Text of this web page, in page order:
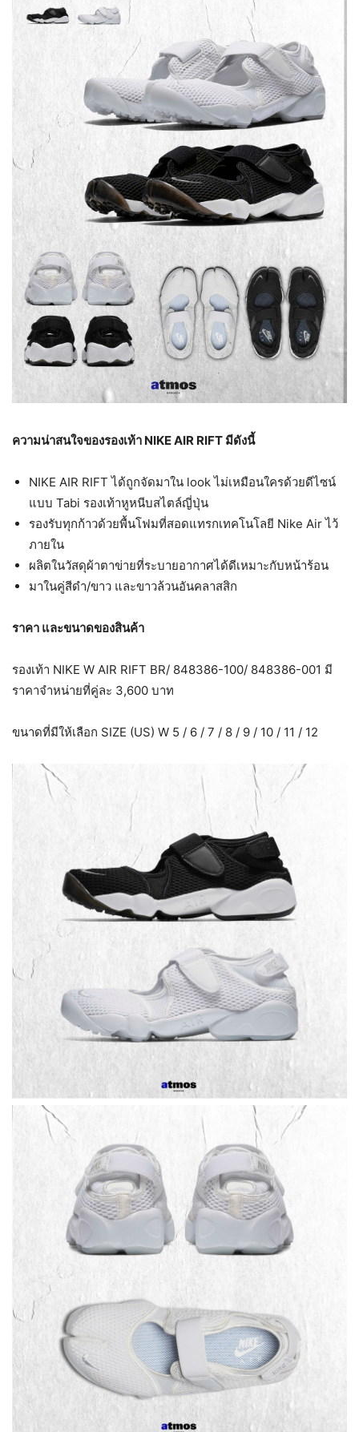
ความน่าสนใจของรองเท้า NIKE AIR RIFT มีดังนี้
NIKE AIR RIFT ได้ถูกจัดมาใน look ไม่เหมือนใครด้วยดีไซน์
แบบ Tabi รองเท้าหูหนีบสไตล์ญี่ปุ่น
รองรับทุกก้าวด้วยพื้นโฟมที่สอดแทรกเทคโนโลยี Nike Air ไว้
ภายใน
ผลิตในวัสดุผ้าตาข่ายที่ระบายอากาศได้ดีเหมาะกับหน้าร้อน
มาในคู่สีดำ/ขาว และขาวล้วนอันคลาสสิก
ราคา และขนาดของสินค้า
รองเท้า NIKE W AIR RIFT BR/ 848386-100/ 848386-001 มี
ราคาจำหน่ายที่คู่ละ 3,600 บาท
ขนาดที่มีให้เลือก SIZE (US) W 5 / 6 / 7 / 8 / 9 / 10 / 11 / 12